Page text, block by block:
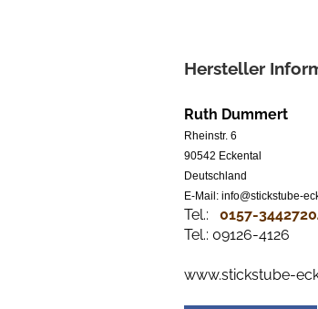
Hersteller
Ruth Dummert
Rheinstr. 6
90542 Eckental
Deutschland
E-Mail: info@stickstube-
Tel.: 0157-
Tel.: 09126-4126
www.stickstube-